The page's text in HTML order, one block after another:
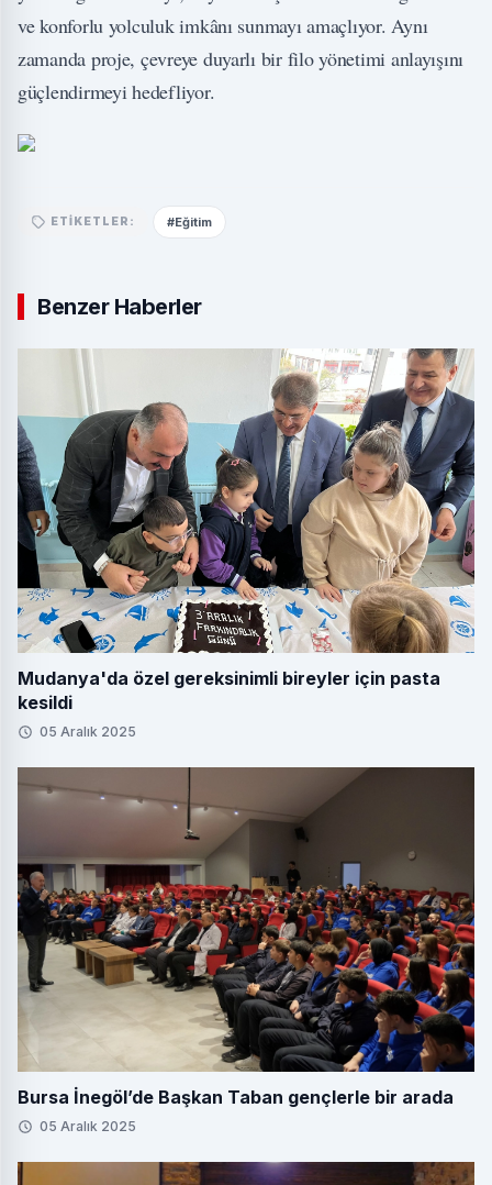
ve konforlu yolculuk imkânı sunmayı amaçlıyor. Aynı
zamanda proje, çevreye duyarlı bir filo yönetimi anlayışını
güçlendirmeyi hedefliyor.
ETIKETLER: #Eğitim
Benzer Haberler
Mudanya'da özel gereksinimli bireyler için pasta
kesildi
05 Aralık 2025
Bursa İnegöl’de Başkan Taban gençlerle bir arada
05 Aralık 2025